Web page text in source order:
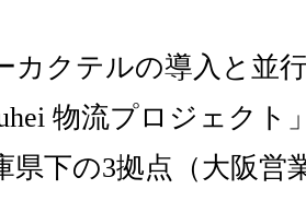
カクテルの導入と並
物流プロジェクト
県下の3拠点（大阪営